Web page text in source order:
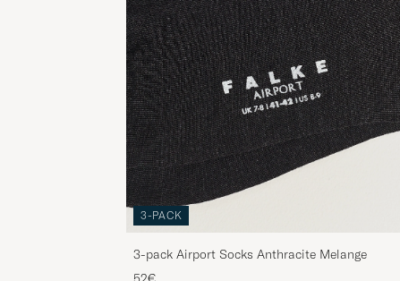
3-PACK
3-pack Airport Socks Anthracite Melange